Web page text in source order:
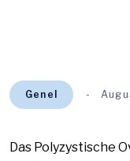
Genel
Das Polyzystische